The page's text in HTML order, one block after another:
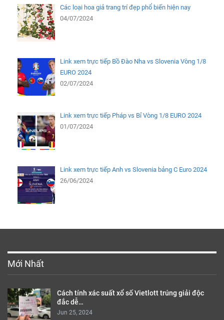
Các loại hoa giả trang trí đẹp phổ biến hiện nay
04/07/2024
Link xem trực tiếp Bồ Đào Nha vs Slovenia Vòng 1/8
EURO 2024
02/07/2024
Link xem trực tiếp Pháp vs Bỉ Vòng 1/8 EURO 2024
01/07/2024
Link xem trực tiếp Anh vs Slovenia bảng C Euro 2024
26/06/2024
Mới Nhất
Cách tính xác suất xổ số Vietlott trúng giải độc
đắc dễ…
Jun 25, 2024